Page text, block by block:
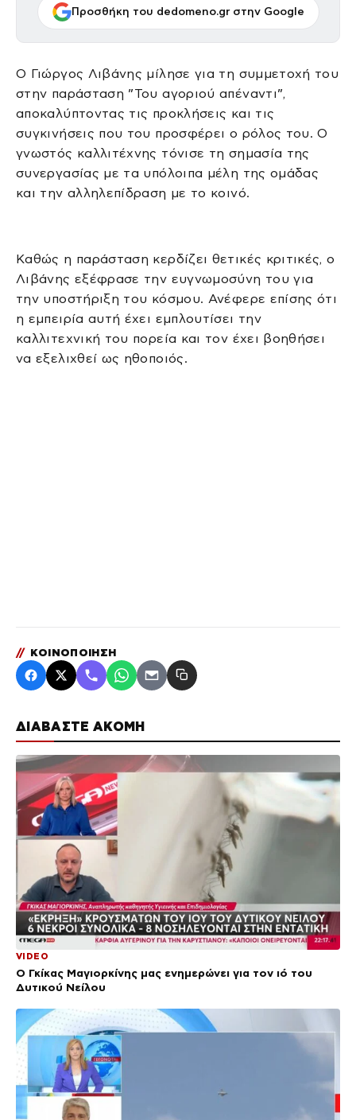
ΔΙΑΒΑΣΤΕ ΑΚΟΜΗ
VIDEO
Ο Γκίκας Μαγιορκίνης μας ενημερώνει για τον ιό του
Δυτικού Νείλου
Προσθήκη του dedomeno.gr στην Google
Ο Γιώργος Λιβάνης μίλησε για τη συμμετοχή του
στην παράσταση ”Του αγοριού απέναντι”,
αποκαλύπτοντας τις προκλήσεις και τις
συγκινήσεις που του προσφέρει ο ρόλος του. Ο
γνωστός καλλιτέχνης τόνισε τη σημασία της
συνεργασίας με τα υπόλοιπα μέλη της ομάδας
και την αλληλεπίδραση με το κοινό.
Καθώς η παράσταση κερδίζει θετικές κριτικές, ο
Λιβάνης εξέφρασε την ευγνωμοσύνη του για
την υποστήριξη του κόσμου. Ανέφερε επίσης ότι
η εμπειρία αυτή έχει εμπλουτίσει την
καλλιτεχνική του πορεία και τον έχει βοηθήσει
να εξελιχθεί ως ηθοποιός.
// ΚΟΙΝΟΠΟΙΗΣΗ